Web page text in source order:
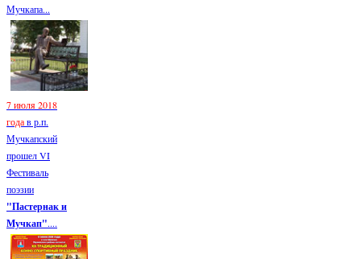
Мучкапа...
7 июля 2018
годав р.п.
Мучкапский
прошел VI
Фестиваль
поэзии
"Пастернак и
Мучкап"....